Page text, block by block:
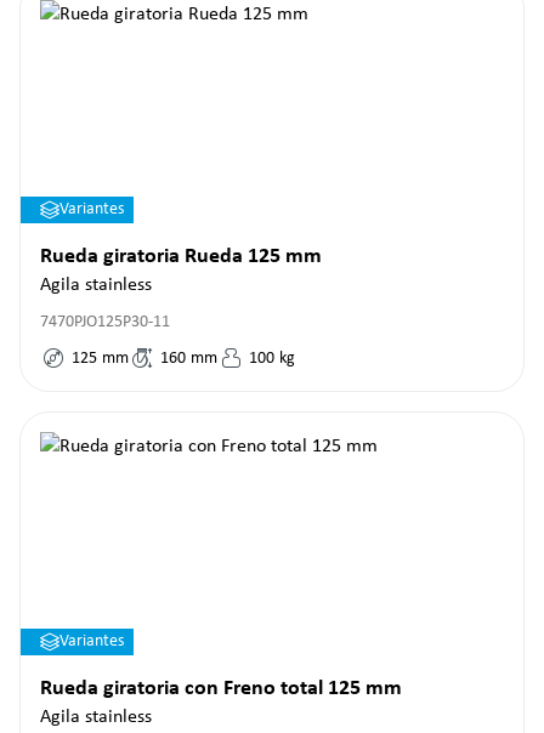
Variantes
Rueda giratoria Rueda 125 mm
Agila stainless
7470PJO125P30-11
125 mm 160 mm 100 kg
Variantes
Rueda giratoria con Freno total 125 mm
Agila stainless